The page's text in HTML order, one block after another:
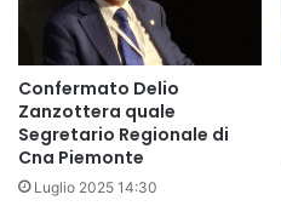
Confermato Delio
Zanzottera quale
Segretario Regionale di
Cna Piemonte
Luglio 2025 14:30